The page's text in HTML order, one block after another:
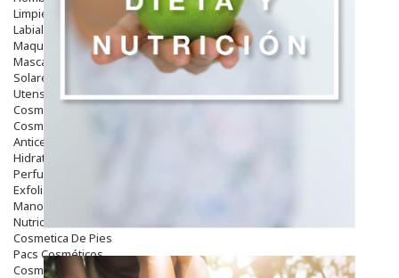
Limpieza
Labiales
Maquillajes Y Color
Mascarillas
Solares
Utensilios
Cosmética Capilar
Cosmética Corporal
Anticelulíticos
Hidratantes Corporales
Perfumes Y Colonias
Exfoliantes Corporales
Manos Y Uñas
Nutricosmética
Cosmetica De Pies
Pacs Cosméticos
Cosmetica Facial Piel Sensible